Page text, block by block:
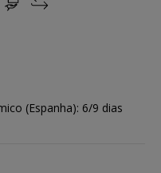
(Espanha): 6/9 dias